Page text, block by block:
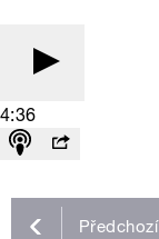
4:36
Předchozí